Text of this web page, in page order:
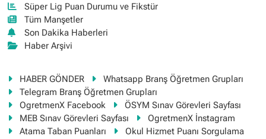
Süper Lig Puan Durumu ve Fikstür
Tüm Manşetler
Son Dakika Haberleri
Haber Arşivi
HABER GÖNDER
Whatsapp Branş Öğretmen Grupları
Telegram Branş Öğretmen Grupları
OgretmenX Facebook
ÖSYM Sınav Görevleri Sayfası
MEB Sınav Görevleri Sayfası
OgretmenX İnstagram
Atama Taban Puanları
Okul Hizmet Puanı Sorgulama